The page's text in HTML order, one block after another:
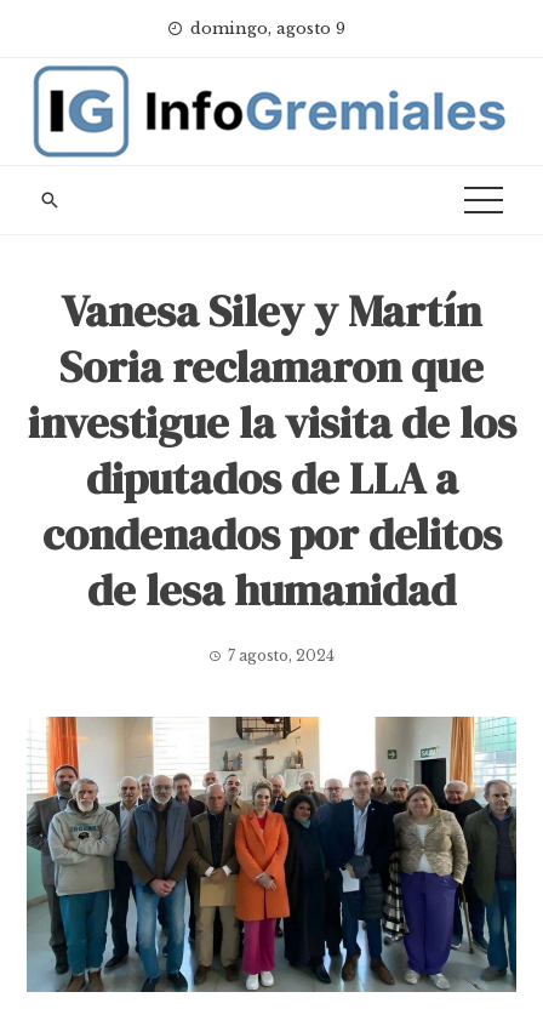
content
domingo, agosto 9
Vanesa Siley y Martín
Soria reclamaron que
investigue la visita de los
diputados de LLA a
condenados por delitos
de lesa humanidad
7 agosto, 2024